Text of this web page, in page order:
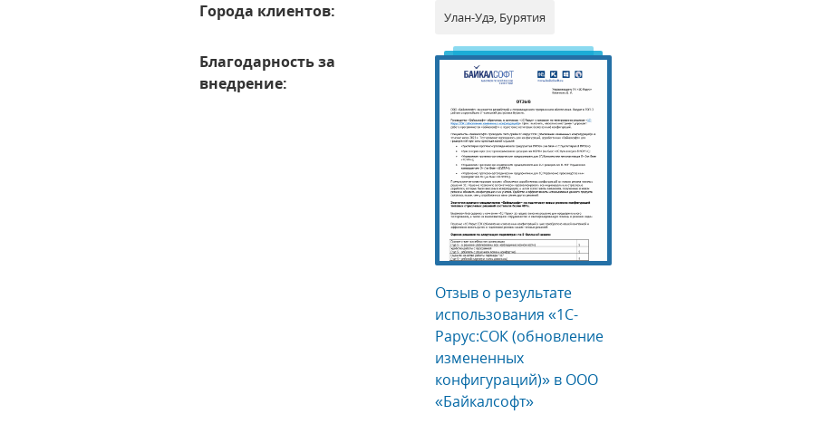
Города клиентов:
Улан-Удэ, Бурятия
Благодарность за
внедрение:
Отзыв о результате
использования «1С-
Рарус:СОК (обновление
измененных
конфигураций)» в ООО
«Байкалсофт»